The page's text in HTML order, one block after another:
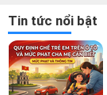
Tin tức nổi bật